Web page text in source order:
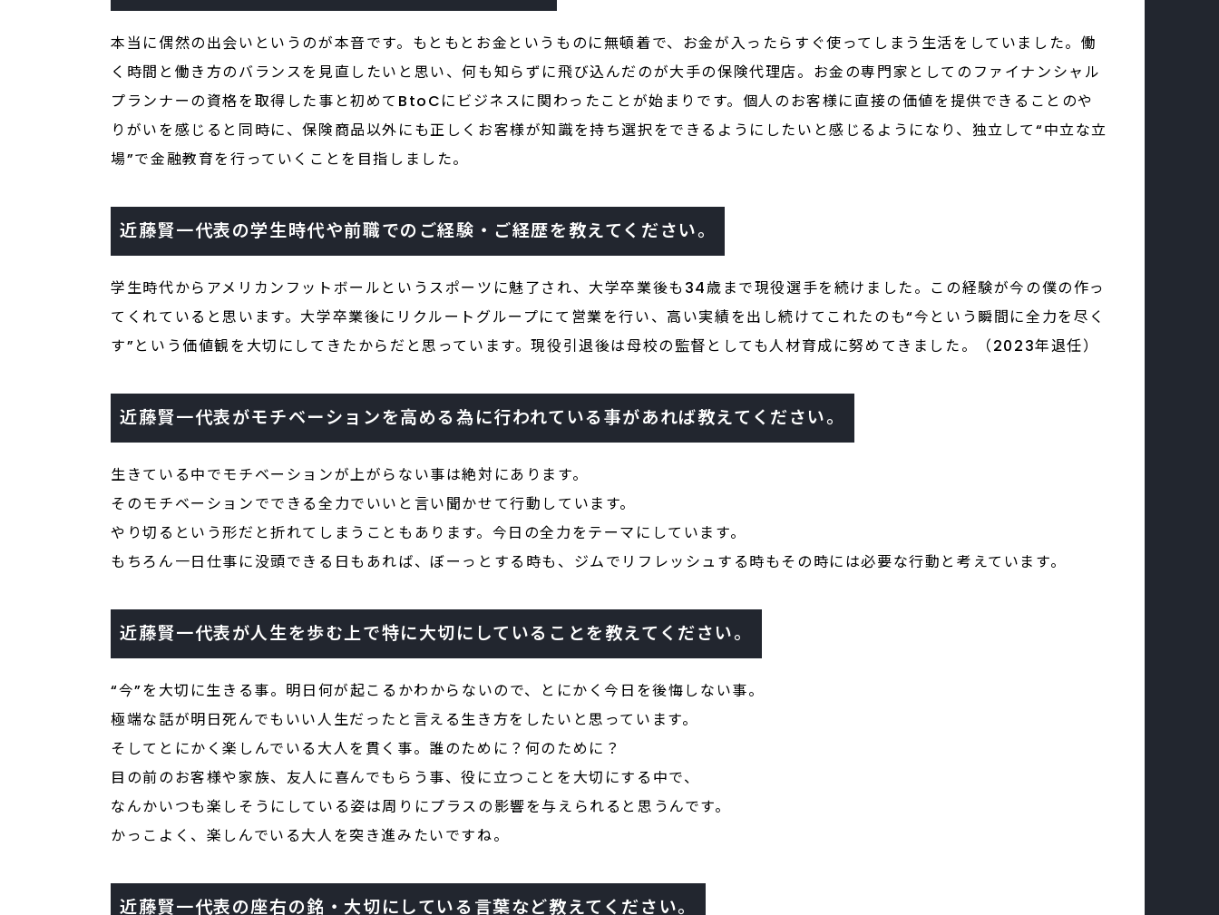
本当に偶然の出会いというのが本音です。もともとお金というものに無頓着で、お金が入ったらすぐ使ってしまう生活をしていました。働
く時間と働き方のバランスを見直したいと思い、何も知らずに飛び込んだのが大手の保険代理店。お金の専門家としてのファイナンシャル
プランナーの資格を取得した事と初めてBtoCにビジネスに関わったことが始まりです。個人のお客様に直接の価値を提供できることのや
りがいを感じると同時に、保険商品以外にも正しくお客様が知識を持ち選択をできるようにしたいと感じるようになり、独立して“中立な立
場”で金融教育を行っていくことを目指しました。
近藤賢一代表の学生時代や前職でのご経験・ご経歴を教えてください。
学生時代からアメリカンフットボールというスポーツに魅了され、大学卒業後も34歳まで現役選手を続けました。この経験が今の僕の作っ
てくれていると思います。大学卒業後にリクルートグループにて営業を行い、高い実績を出し続けてこれたのも“今という瞬間に全力を尽く
す”という価値観を大切にしてきたからだと思っています。現役引退後は母校の監督としても人材育成に努めてきました。（2023年退任）
近藤賢一代表がモチベーションを高める為に行われている事があれば教えてください。
生きている中でモチベーションが上がらない事は絶対にあります。
そのモチベーションでできる全力でいいと言い聞かせて行動しています。
やり切るという形だと折れてしまうこともあります。今日の全力をテーマにしています。
もちろん一日仕事に没頭できる日もあれば、ぼーっとする時も、ジムでリフレッシュする時もその時には必要な行動と考えています。
近藤賢一代表が人生を歩む上で特に大切にしていることを教えてください。
“今”を大切に生きる事。明日何が起こるかわからないので、とにかく今日を後悔しない事。
極端な話が明日死んでもいい人生だったと言える生き方をしたいと思っています。
そしてとにかく楽しんでいる大人を貫く事。誰のために？何のために？
目の前のお客様や家族、友人に喜んでもらう事、役に立つことを大切にする中で、
なんかいつも楽しそうにしている姿は周りにプラスの影響を与えられると思うんです。
かっこよく、楽しんでいる大人を突き進みたいですね。
近藤賢一代表の座右の銘・大切にしている言葉など教えてください。